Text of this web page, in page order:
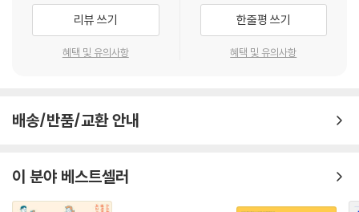
제11장 중핵 교육을 위한 교육과정 재구성 195
제1절 기본 관점 195
등장 배경 196
제2절 교육과정 재구성 방향 200
평가 방향 202
제3절 교육과정 재구성 사례 204
요한 역할을 하고 있다. 이 책은 교과, 학습자, 사회라는 교육과정 결정의
세 가지 요소를 바탕으로 하는 교육과정의 유형별 이론들을 탐색하고, 그
에 따라 실제로 수업할 수 있도록 교육과정 재구성 사례를 구체화해 본 것
만한 가치가 있는 것이 무엇인가를 탐구하는 분야이다. 이러한 교육과정은
는 것이 교과(학문), 학습자(개인과 집단), 사회(산업, 국가, 세계)이다. 이
세 요소는 현대 학교교육제도를 모색한 20세기 초반에는 따로, 최근에는
리뷰 쓰기
혜택 및 유의사항
한줄평 쓰기
혜택 및 유의사항
배송/반품/교환 안내
이 분야 베스트셀러